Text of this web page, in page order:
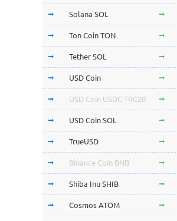
Solana SOL
Ton Coin TON
Tether SOL
USD Coin
USD Coin USDC TRC20
USD Coin SOL
TrueUSD
Binance Coin BNB
Shiba Inu SHIB
Cosmos ATOM